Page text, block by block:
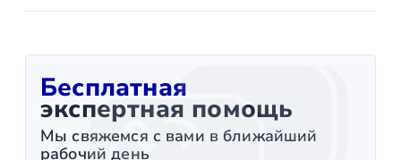
Бесплатная
экспертная помощь
Мы свяжемся с вами в ближайший
рабочий день